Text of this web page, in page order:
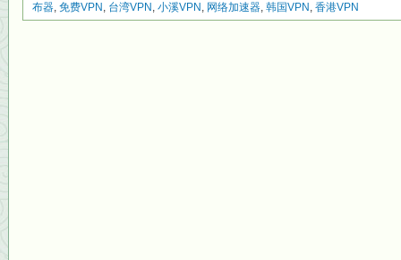
布器, 免费VPN , 台湾VPN , 小溪VPN , 网络加速器, 韩国VPN , 香港VPN